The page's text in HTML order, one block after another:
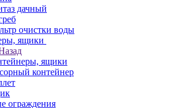
дачный
очистки воды
ящики
ящики
контейнер
ограждения